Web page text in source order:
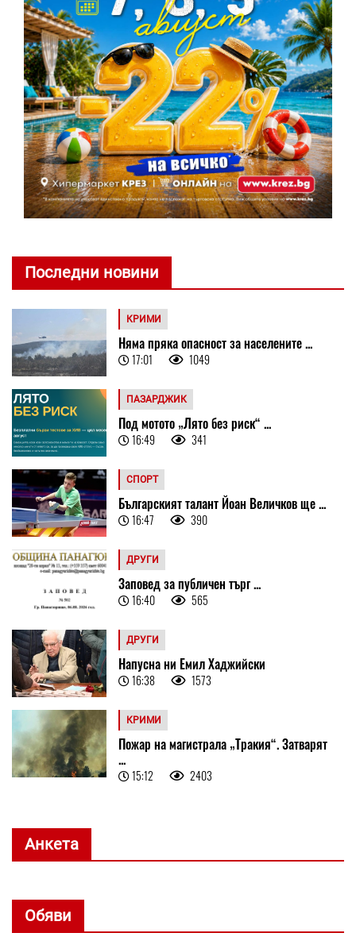
Последни новини
КРИМИ
Няма пряка опасност за населените ...
17:01 1049
ПАЗАРДЖИК
Под мотото „Лято без риск“ ...
16:49 341
СПОРТ
Българският талант Йоан Величков ще ...
16:47 390
ДРУГИ
Заповед за публичен търг ...
16:40 565
ДРУГИ
Напусна ни Емил Хаджийски
16:38 1573
КРИМИ
Пожар на магистрала „Тракия“. Затварят
...
15:12 2403
Анкета
Обяви